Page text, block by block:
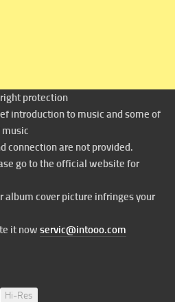
protection
introduction to music and some of
connection are not provided.
go to the official website for
album cover picture infringes your
it now servic@intooo.com
Hi-Res